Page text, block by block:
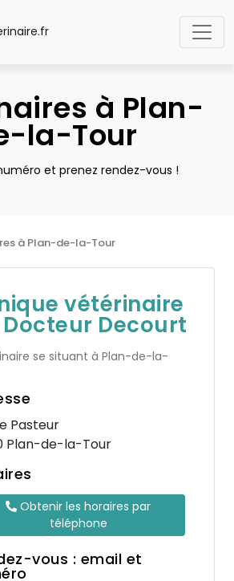
à Plan-
la-Tour
et prenez rendez-vous !
à Plan-de-la-Tour
vétérinaire
Decourt
se situant à Plan-de-la-
Pasteur
Plan-de-la-Tour
Obtenir les horaires par
téléphone
vous : email et